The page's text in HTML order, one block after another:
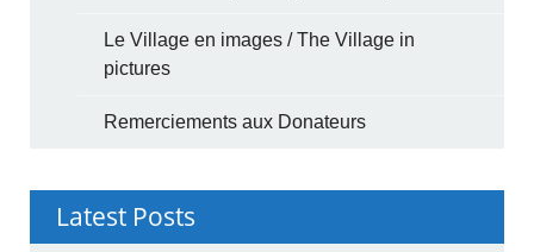
Le Village en images / The Village in
pictures
Remerciements aux Donateurs
Latest Posts